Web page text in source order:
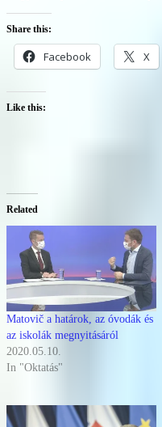
Share this:
Facebook X
Like this:
Related
Matovič a határok, az óvodák és
az iskolák megnyitásáról
2020.05.10.
In "Oktatás"